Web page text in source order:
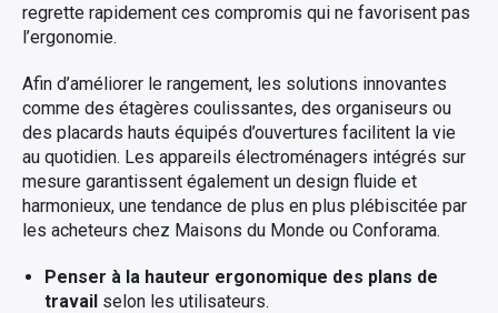
regrette rapidement ces compromis qui ne favorisent pas
l’ergonomie.
Afin d’améliorer le rangement, les solutions innovantes
comme des étagères coulissantes, des organiseurs ou
des placards hauts équipés d’ouvertures facilitent la vie
au quotidien. Les appareils électroménagers intégrés sur
mesure garantissent également un design fluide et
harmonieux, une tendance de plus en plus plébiscitée par
les acheteurs chez Maisons du Monde ou Conforama.
Penser à la hauteur ergonomique des plans de
travail selon les utilisateurs.